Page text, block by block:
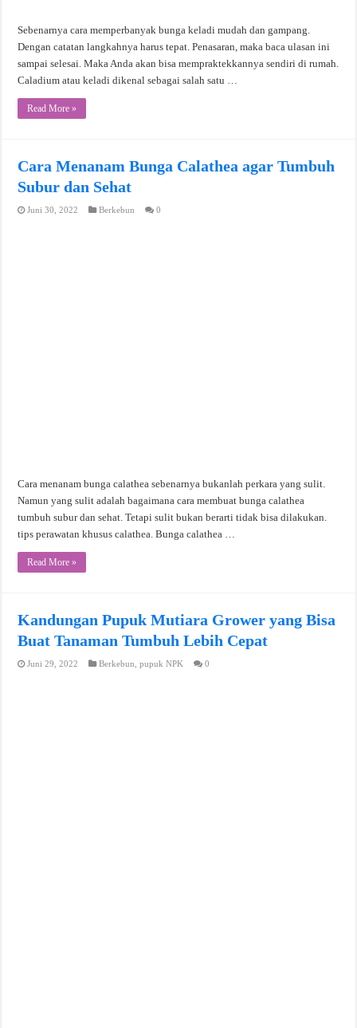
Sebenarnya cara memperbanyak bunga keladi mudah dan gampang.
Dengan catatan langkahnya harus tepat. Penasaran, maka baca ulasan ini
sampai selesai. Maka Anda akan bisa mempraktekkannya sendiri di rumah.
Caladium atau keladi dikenal sebagai salah satu …
Read More »
Cara Menanam Bunga Calathea agar Tumbuh
Subur dan Sehat
Juni 30, 2022 Berkebun 0
Cara menanam bunga calathea sebenarnya bukanlah perkara yang sulit.
Namun yang sulit adalah bagaimana cara membuat bunga calathea
tumbuh subur dan sehat. Tetapi sulit bukan berarti tidak bisa dilakukan.
tips perawatan khusus calathea. Bunga calathea …
Read More »
Kandungan Pupuk Mutiara Grower yang Bisa
Buat Tanaman Tumbuh Lebih Cepat
Juni 29, 2022 Berkebun ,pupuk NPK 0